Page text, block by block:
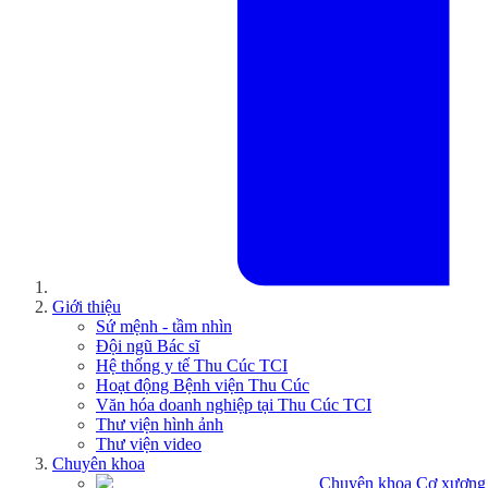
Giới thiệu
Sứ mệnh - tầm nhìn
Đội ngũ Bác sĩ
Hệ thống y tế Thu Cúc TCI
Hoạt động Bệnh viện Thu Cúc
Văn hóa doanh nghiệp tại Thu Cúc TCI
Thư viện hình ảnh
Thư viện video
Chuyên khoa
Chuyên khoa Cơ